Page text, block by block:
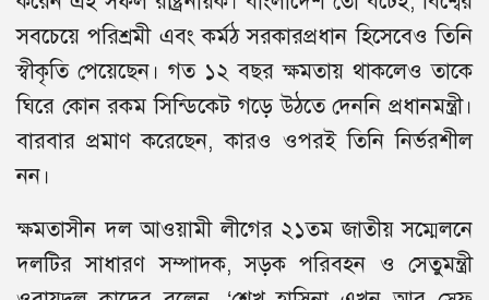
সবচেয়ে পরিশ্রমী এবং কর্মঠ সরকারপ্রধান হিসেবেও তিনি
স্বীকৃতি পেয়েছেন। গত ১২ বছর ক্ষমতায় থাকলেও তাকে
ঘিরে কোন রকম সিন্ডিকেট গড়ে উঠতে দেননি প্রধানমন্ত্রী।
বারবার প্রমাণ করেছেন, কারও ওপরই তিনি নির্ভরশীল
নন।
ক্ষমতাসীন দল আওয়ামী লীগের ২১তম জাতীয় সম্মেলনে
দলটির সাধারণ সম্পাদক, সড়ক পরিবহন ও সেতুমন্ত্রী